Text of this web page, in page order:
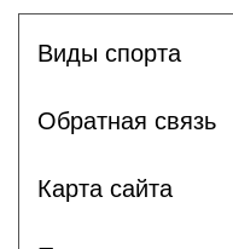
Виды спорта
Обратная связь
Карта сайта